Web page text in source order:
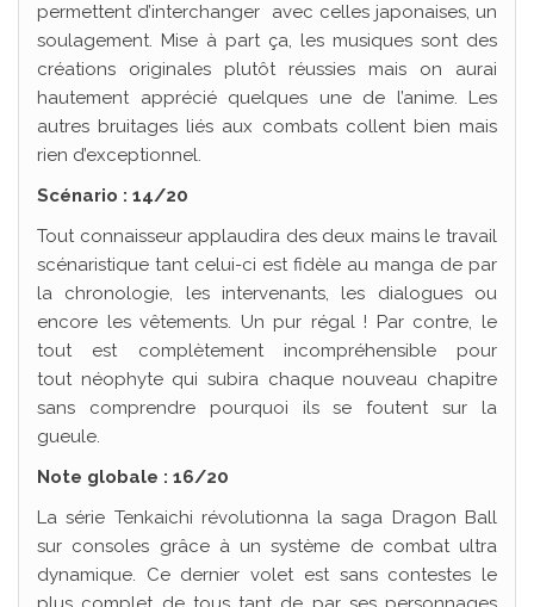
permettent d’interchanger avec celles japonaises, un
soulagement. Mise à part ça, les musiques sont des
créations originales plutôt réussies mais on aurai
hautement apprécié quelques une de l’anime. Les
autres bruitages liés aux combats collent bien mais
rien d’exceptionnel.
Scénario : 14/20
Tout connaisseur applaudira des deux mains le travail
scénaristique tant celui-ci est fidèle au manga de par
la chronologie, les intervenants, les dialogues ou
encore les vêtements. Un pur régal ! Par contre, le
tout est complètement incompréhensible pour
tout néophyte qui subira chaque nouveau chapitre
sans comprendre pourquoi ils se foutent sur la
gueule.
Note globale : 16/20
La série Tenkaichi révolutionna la saga Dragon Ball
sur consoles grâce à un système de combat ultra
dynamique. Ce dernier volet est sans contestes le